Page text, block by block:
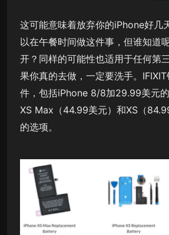
这可能意味着放弃你的iPhone好几
以在午餐时间做这件事，但谁知道
开？同样的可能性也适用于任何第
果你真的去做，一定要洗手。
件，包括iPhone 8/8加29.99美元
XS Max（44.99美元）和XS（
的选项。